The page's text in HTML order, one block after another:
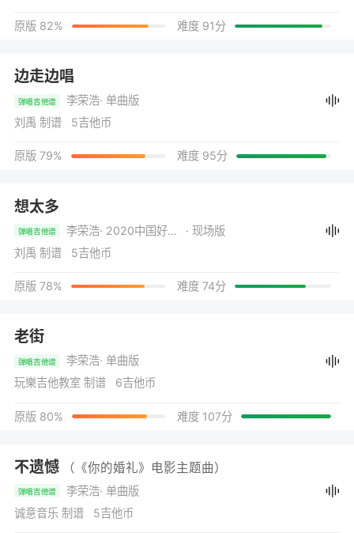
原版 82% 难度 91分
边走边唱
弹唱吉他谱 李荣浩· 单曲版
刘禹 制谱 5吉他币
原版 79% 难度 95分
想太多
弹唱吉他谱 李荣浩 · 2020中国好声音 遇见美好演唱会
· 现场版
刘禹 制谱 5吉他币
原版 78% 难度 74分
老街
弹唱吉他谱 李荣浩· 单曲版
玩樂吉他教室 制谱 6吉他币
原版 80% 难度 107分
不遗憾 （《你的婚礼》电影主题曲）
弹唱吉他谱 李荣浩· 单曲版
诚意音乐 制谱 5吉他币